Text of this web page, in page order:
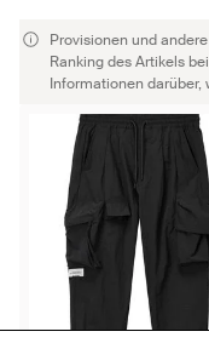
Provisionen und
Ranking des Artikels
Informationen darüber,